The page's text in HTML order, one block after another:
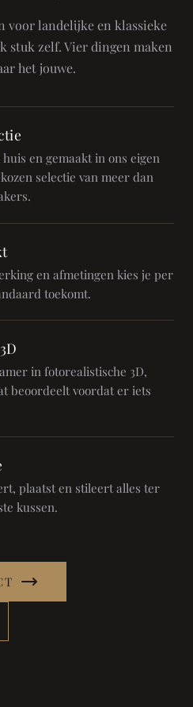
voor landelijke en klassieke
stuk zelf. Vier dingen maken
het jouwe.
en gemaakt in ons eigen
selectie van meer dan
en afmetingen kies je per
toekomt.
in fotorealistische 3D,
beoordeelt voordat er iets
plaatst en stileert alles ter
kussen.